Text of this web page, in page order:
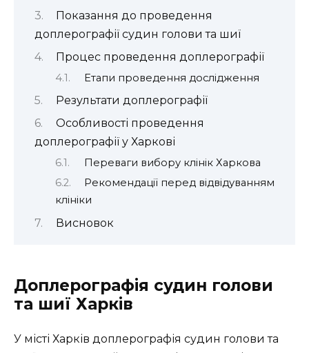
Показання до проведення
доплерографії судин голови та шиї
Процес проведення доплерографії
Етапи проведення дослідження
Результати доплерографії
Особливості проведення
доплерографії у Харкові
Переваги вибору клінік Харкова
Рекомендації перед відвідуванням
клініки
Висновок
Доплерографія судин голови
та шиї Харків
У місті Харків доплерографія судин голови та